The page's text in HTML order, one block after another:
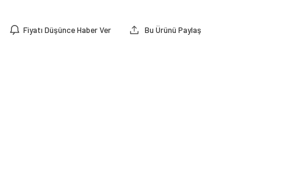
Fiyatı Düşünce Haber Ver Bu Ürünü Paylaş